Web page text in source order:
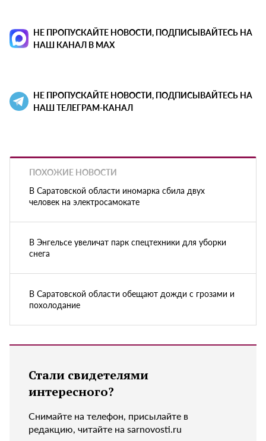
НЕ ПРОПУСКАЙТЕ НОВОСТИ, ПОДПИСЫВАЙТЕСЬ НА
НАШ КАНАЛ В MAX
НЕ ПРОПУСКАЙТЕ НОВОСТИ, ПОДПИСЫВАЙТЕСЬ НА
НАШ ТЕЛЕГРАМ-КАНАЛ
ПОХОЖИЕ НОВОСТИ
В Саратовской области иномарка сбила двух
человек на электросамокате
В Энгельсе увеличат парк спецтехники для уборки
снега
В Саратовской области обещают дожди с грозами и
похолодание
Стали свидетелями
интересного?
Снимайте на телефон, присылайте в
редакцию, читайте на sarnovosti.ru